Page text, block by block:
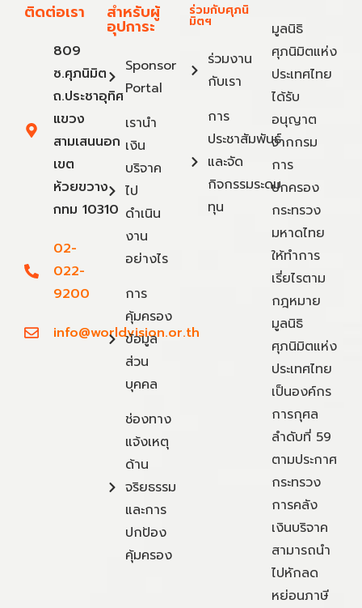
ติดต่อเรา
809
ซ.ศุภนิมิต
ถ.ประชาอุทิศ
แขวง
สามเสนนอก
เขต
ห้วยขวาง
กทม 10310
02-
022-
9200
info@worldvision.or.th
สำหรับผู้
อุปการะ
Sponsor
Portal
เรานำ
เงิน
บริจาค
ไป
ดำเนิน
งาน
อย่างไร
การ
คุ้มครอง
ข้อมูล
ส่วน
บุคคล
ช่องทาง
แจ้งเหตุ
ด้าน
จริยธรรม
และการ
ปกป้อง
คุ้มครอง
ร่วมกับศุภนิ
มิตฯ
ร่วมงาน
กับเรา
การ
ประชาสัมพันธ์
และจัด
กิจกรรมระดม
ทุน
มูลนิธิ
ศุภนิมิตแห่ง
ประเทศไทย
ได้รับ
อนุญาต
จากกรม
การ
ปกครอง
กระทรวง
มหาดไทย
ให้ทำการ
เรี่ยไรตาม
กฎหมาย
มูลนิธิ
ศุภนิมิตแห่ง
ประเทศไทย
เป็นองค์กร
การกุศล
ลำดับที่ 59
ตามประกาศ
กระทรวง
การคลัง
เงินบริจาค
สามารถนำ
ไปหักลด
หย่อนภาษี